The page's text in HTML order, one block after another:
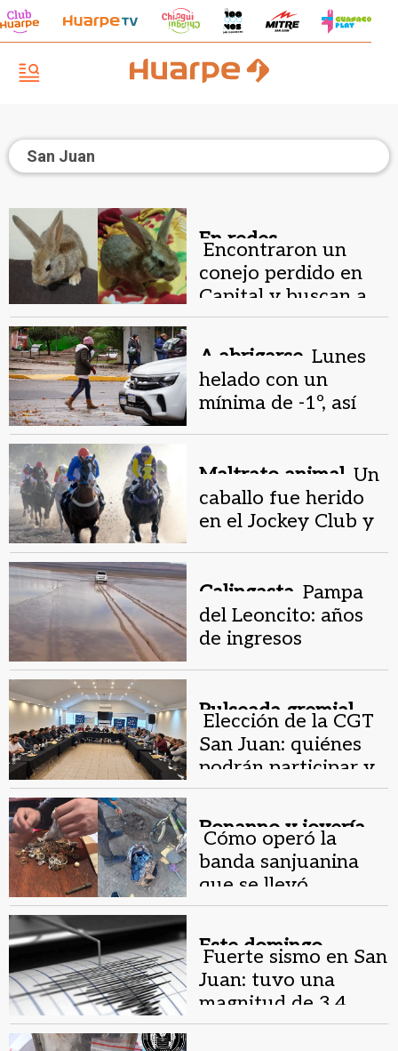
San Juan
En redes.
Encontraron un
conejo perdido en
Capital y buscan a
su familia
A abrigarse. Lunes
helado con un
mínima de -1º, así
Maltrato animal. Un
caballo fue herido
en el Jockey Club y
Calingasta. Pampa
del Leoncito: años
de ingresos
Pulseada gremial.
Elección de la CGT
San Juan: quiénes
podrán participar y
cómo será
Bonanno y joyería.
Cómo operó la
banda sanjuanina
que se llevó
$70.000.000 en dos
Este domingo.
Fuerte sismo en San
Juan: tuvo una
magnitud de 3,4
grados